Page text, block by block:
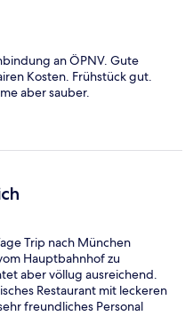
an ÖPNV. Gute
Kosten. Frühstück gut.
aber sauber.
Trip nach München
Hauptbahnhof zu
aber völlug ausreichend.
Restaurant mit leckeren
freundliches Personal